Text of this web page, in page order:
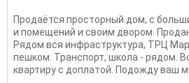
Продаётся просторный дом, с
и помещений и своим двором.
Рядом вся инфраструктура, ТРЦ
пешком. Транспорт, школа - рядом.
квартиру с доплатой. Подожду ваш